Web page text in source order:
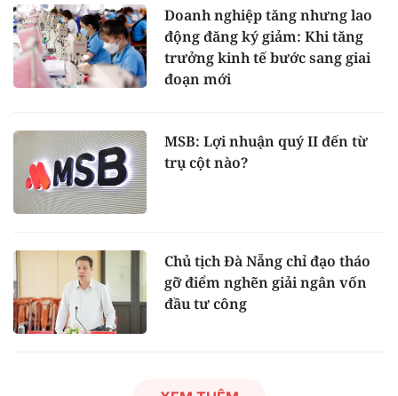
Doanh nghiệp tăng nhưng lao
động đăng ký giảm: Khi tăng
trưởng kinh tế bước sang giai
đoạn mới
MSB: Lợi nhuận quý II đến từ
trụ cột nào?
Chủ tịch Đà Nẵng chỉ đạo tháo
gỡ điểm nghẽn giải ngân vốn
đầu tư công